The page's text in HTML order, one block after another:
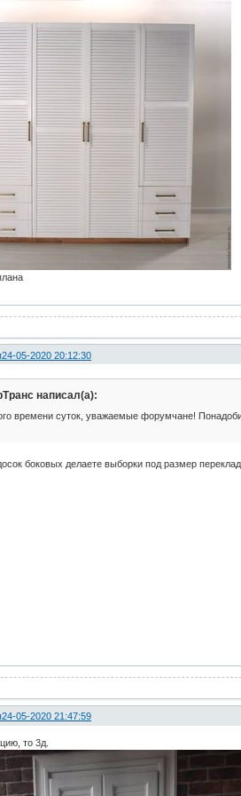
24-05-2020 20:12:30
написал(а):
времени суток, уважаемые форумчане!
боковых делаете выборки под размер
24-05-2020 21:47:59
то 3д.